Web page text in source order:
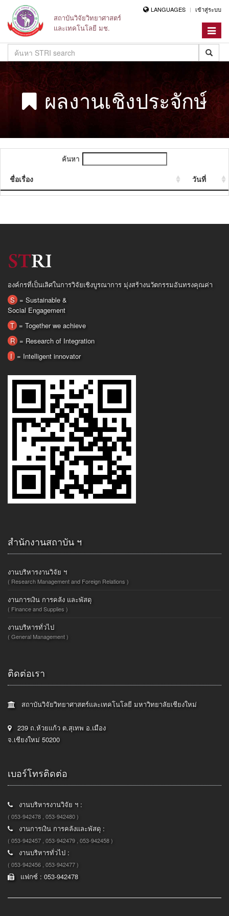
สถาบันวิจัยวิทยาศาสตร์
และเทคโนโลยี มช.
LANGUAGES เข้าสู่ระบบ
Toggle
ผลงานเชิงประจักษ์
ค้นหา
ชื่อเรื่อง วันที่
องค์กรที่เป็นเลิศในการวิจัยเชิงบูรณาการ มุ่งสร้างนวัตกรรมอันทรงคุณค่า
S = Sustainable &
Social Engagement
T = Together we achieve
R = Research of Integration
I = Intelligent innovator
สำนักงานสถาบัน ฯ
งานบริหารงานวิจัย ฯ
( Research Management and Foreign Relations )
งานการเงิน การคลัง และพัสดุ
( Finance and Supplies )
งานบริหารทั่วไป
( General Management )
ติดต่อเรา
สถาบันวิจัยวิทยาศาสตร์และเทคโนโลยี มหาวิทยาลัยเชียงใหม่
239 ถ.ห้วยแก้ว ต.สุเทพ อ.เมือง
จ.เชียงใหม่ 50200
เบอร์โทรติดต่อ
งานบริหารงานวิจัย ฯ :
( 053-942478 , 053-942480 )
งานการเงิน การคลังและพัสดุ :
( 053-942457 , 053-942479 , 053-942458 )
งานบริหารทั่วไป :
( 053-942456 , 053-942477 )
แฟกซ์ : 053-942478